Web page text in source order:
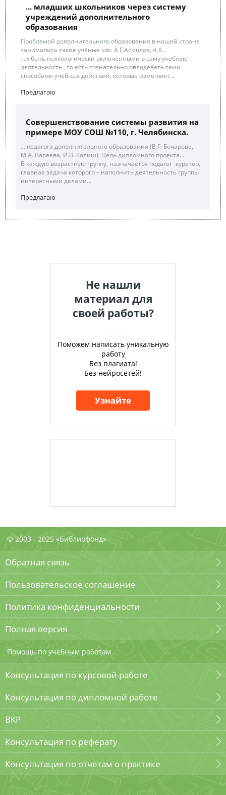
... младших школьников через систему
учреждений дополнительного
образования
Проблемой дополнительного образования в нашей стране
занимались такие учёные как: А.Г.Асмолов, А.К...
...и быть психологически включенными в саму учебную
деятельность , то есть сознательно овладевать теми
способами учебных действий, которые изменяют...
Предлагаю
Совершенствование системы развития на
примере МОУ СОШ №110, г. Челябинска.
... педагога дополнительного образования (В.Г. Бочарова,
М.А. Валеева, И.В. Калиш); Цель дипломного проекта...
В каждую возрастную группу, назначается педагог -куратор,
главная задача которого – наполнить деятельность группы
интересными делами...
Предлагаю
Не нашли
материал для
своей работы?
Поможем написать уникальную
работу
Без плагиата!
Без нейросетей!
Узнайте
© 2003 - 2025 «Библиофонд»
Обратная связь
Пользовательское соглашение
Политика конфиденциальности
Полная версия
Помощь по учебным работам
Консультация по курсовой работе
Консультация по дипломной работе
ВКР
Консультация по реферату
Консультация по отчетам о практике